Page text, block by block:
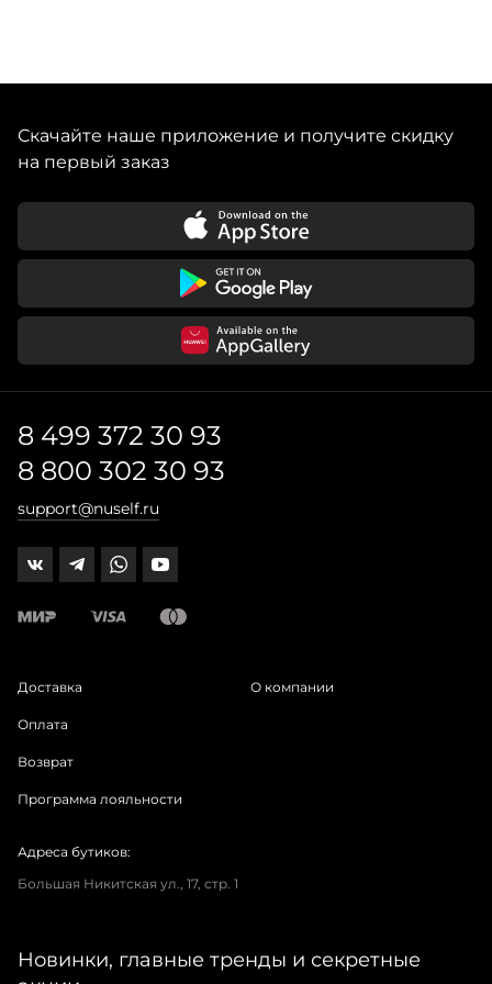
Скачайте наше приложение и получите скидку
на первый заказ
8 499 372 30 93
8 800 302 30 93
support@nuself.ru
Доставка
Оплата
Возврат
Программа лояльности
О компании
Адреса бутиков:
Большая Никитская ул., 17, стр. 1
Новинки, главные тренды и секретные